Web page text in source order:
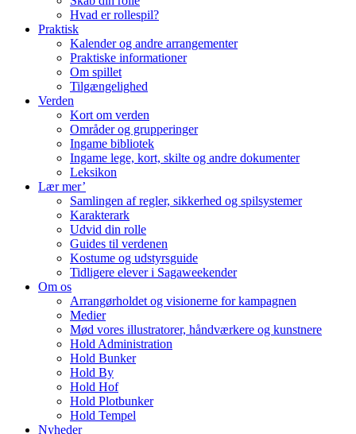
Hvad er rollespil?
Praktisk
Kalender og andre arrangementer
Praktiske informationer
Om spillet
Tilgængelighed
Verden
Kort om verden
Områder og grupperinger
Ingame bibliotek
Ingame lege, kort, skilte og andre dokumenter
Leksikon
Lær mer’
Samlingen af regler, sikkerhed og spilsystemer
Karakterark
Udvid din rolle
Guides til verdenen
Kostume og udstyrsguide
Tidligere elever i Sagaweekender
Om os
Arrangørholdet og visionerne for kampagnen
Medier
Mød vores illustratorer, håndværkere og kunstnere
Hold Administration
Hold Bunker
Hold By
Hold Hof
Hold Plotbunker
Hold Tempel
Nyheder